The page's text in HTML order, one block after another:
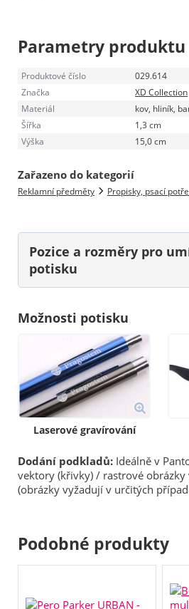
Parametry produktu
Produktové číslo
029.614
Značka
XD Collection
Materiál
kov, hliník,
Šířka
1,3 cm
Výška
15,0 cm
Zařazeno do kategorií
Reklamní předměty Propisky, psací
Pozice a rozměry pro
potisku
Možnosti potisku
Laserové gravírování
Dodání podkladů: Ideálně v
vektory (křivky) / rastrové
(obrázky vyžadují v určitých
Podobné produkty